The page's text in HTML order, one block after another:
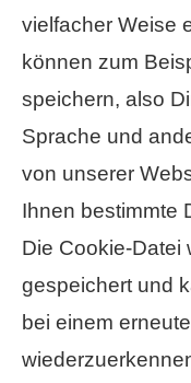
vielfacher Weise
können zum
speichern, also
Sprache und
von unserer
Ihnen bestimmte
Die Cookie-Datei
gespeichert und
bei einem